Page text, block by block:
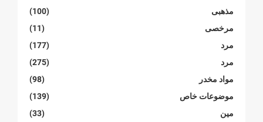
مذهبی
(100)
مرخصی
(11)
مرد
(177)
مرد
(275)
مواد مخدر
(98)
موضوعات خاص
(139)
مین
(33)